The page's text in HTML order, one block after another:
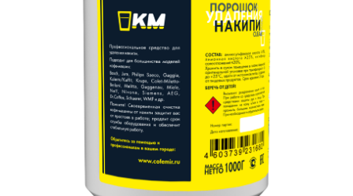
АРЕНДА КОФЕМАШИН
КОФЕМАШИНЫ НА СУХИХ ИНГРЕДИЕНТАХ
КОФЕМАШИНЫ НА ЦЕЛЬНОМ МОЛОКЕ
ТРАДИЦИОННЫЕ ЭСПРЕССО-МАШИНЫ